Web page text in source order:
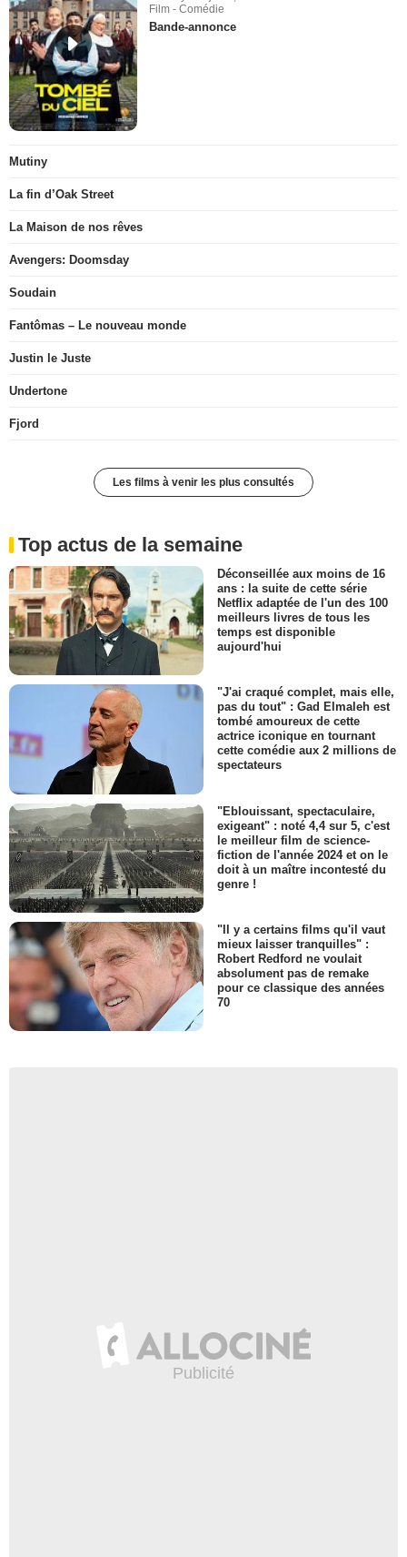
Film - Comédie
Bande-annonce
Mutiny
La fin d’Oak Street
La Maison de nos rêves
Avengers: Doomsday
Soudain
Fantômas – Le nouveau monde
Justin le Juste
Undertone
Fjord
Les films à venir les plus consultés
Top actus de la semaine
Déconseillée aux moins de 16
ans : la suite de cette série
Netflix adaptée de l'un des 100
meilleurs livres de tous les
temps est disponible
aujourd'hui
"J'ai craqué complet, mais elle,
pas du tout" : Gad Elmaleh est
tombé amoureux de cette
actrice iconique en tournant
cette comédie aux 2 millions de
spectateurs
"Eblouissant, spectaculaire,
exigeant" : noté 4,4 sur 5, c'est
le meilleur film de science-
fiction de l'année 2024 et on le
doit à un maître incontesté du
genre !
"Il y a certains films qu'il vaut
mieux laisser tranquilles" :
Robert Redford ne voulait
absolument pas de remake
pour ce classique des années
70